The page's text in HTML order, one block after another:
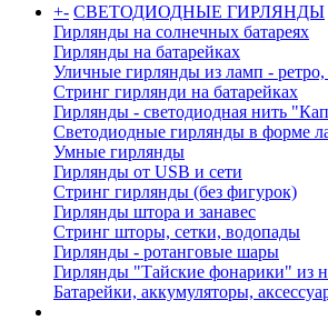
+- СВЕТОДИОДНЫЕ ГИРЛЯНДЫ
Гирлянды на солнечных батареях
Гирлянды на батарейках
Уличные гирлянды из ламп -
Стринг гирлянди на батарейках
Гирлянды - светодиодная нить
Светодиодные гирлянды в форме
Умные гирлянды
Гирлянды от USB и сети
Стринг гирлянды (без фигурок)
Гирлянды штора и занавес
Стринг шторы, сетки, водопады
Гирлянды - ротанговые шары
Гирлянды "Тайские фонарики" из
Батарейки, аккумуляторы,